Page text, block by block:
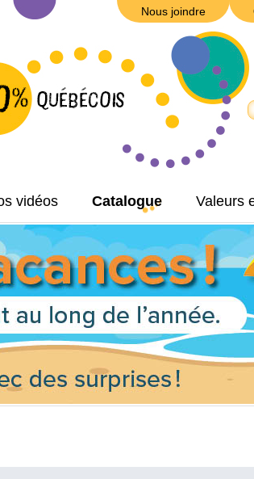
Nous joindre
vidéos Catalogue Valeurs